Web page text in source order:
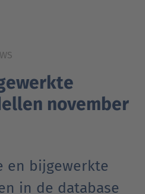
november
en bijgewerkte
in de database